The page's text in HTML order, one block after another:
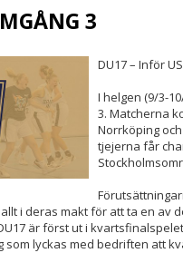
3
DU17 – Inför
I helgen (9/3-
3. Matcherna
Norrköping
tjejerna får
i deras makt för att ta en av
är först ut i
som lyckas med bedriften att